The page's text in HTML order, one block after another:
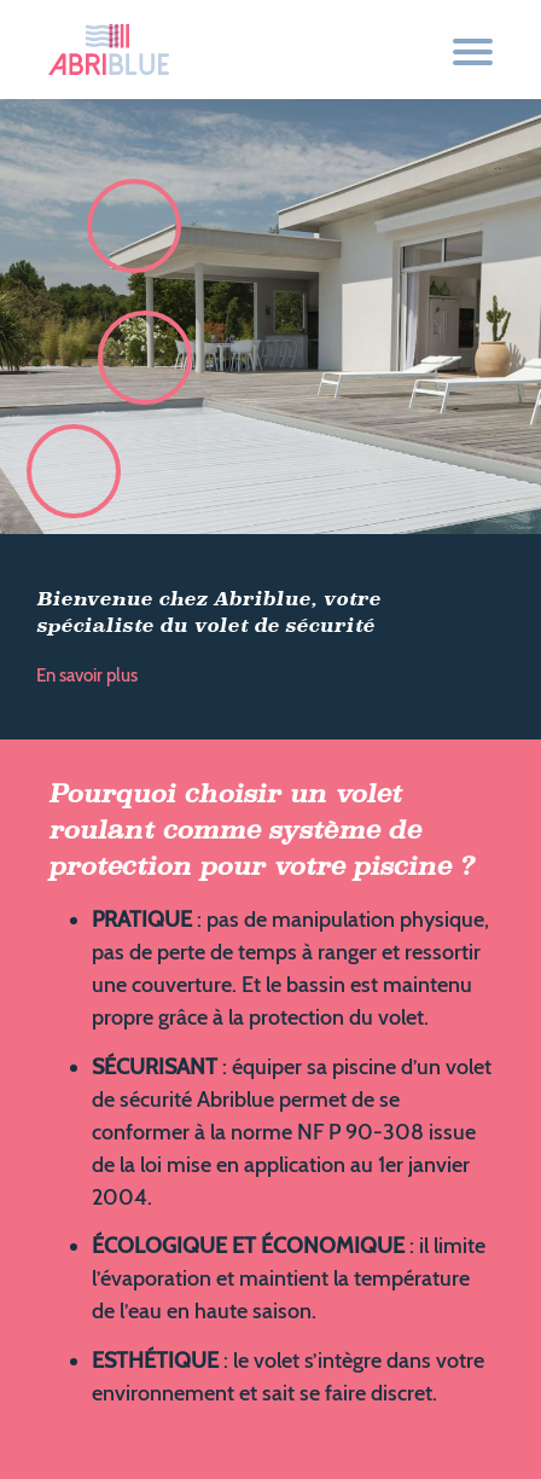
Qui sommes-nous ?
Nos engagements
Sécurité et tranquillité
Qualité française
Les innovations Abriblue
Eau bleue et conscience verte
Nos solutions
Les volets hors d’eau
Les volets immergés
Les tabliers
Les terrasses et couvertures d’exception
Les bassins collectifs
Trouver mon revendeur
Contact
Actualités
Le Groupe
Partenaires Abriblue
Mon Espace pro
Bienvenue chez Abriblue, votre
spécialiste du volet de sécurité
En savoir plus
Pourquoi choisir un volet
roulant comme système de
protection pour votre piscine ?
PRATIQUE: pas de manipulation physique,
pas de perte de temps à ranger et ressortir
une couverture. Et le bassin est maintenu
propre grâce à la protection du volet.
SÉCURISANT: équiper sa piscine d’un volet
de sécurité Abriblue permet de se
conformer à la norme NF P 90-308 issue
de la loi mise en application au 1er janvier
2004.
ÉCOLOGIQUE ET ÉCONOMIQUE: il limite
l’évaporation et maintient la température
de l’eau en haute saison.
ESTHÉTIQUE: le volet s’intègre dans votre
environnement et sait se faire discret.